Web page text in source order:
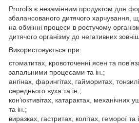
Prorolis є незамінним продуктом для
збалансованого дитячого харчування,
на обмінні процеси в ростучому
дитячого організму до негативних
Використовується при:
стоматитах, кровоточенні ясен та
запальними процесами та ін.;
ангінах, фарингітах, гайморитах,
середнього вуха та ін.;
кон’юктивітах, катарактах, механічних
та ін.;
виразках, гастритах, колітах, геморої та